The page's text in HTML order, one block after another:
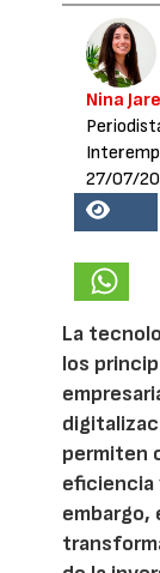
Nina
27/07/
14853
La
los
permiten
eficiencia
embargo,